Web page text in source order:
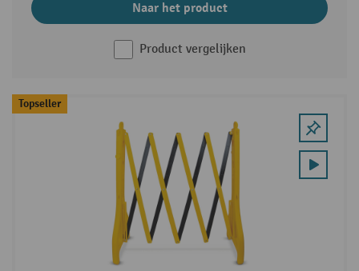
Naar het product
Product vergelijken
Topseller